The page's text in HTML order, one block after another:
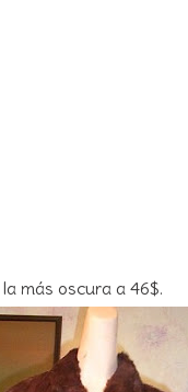
más oscura a 46$.